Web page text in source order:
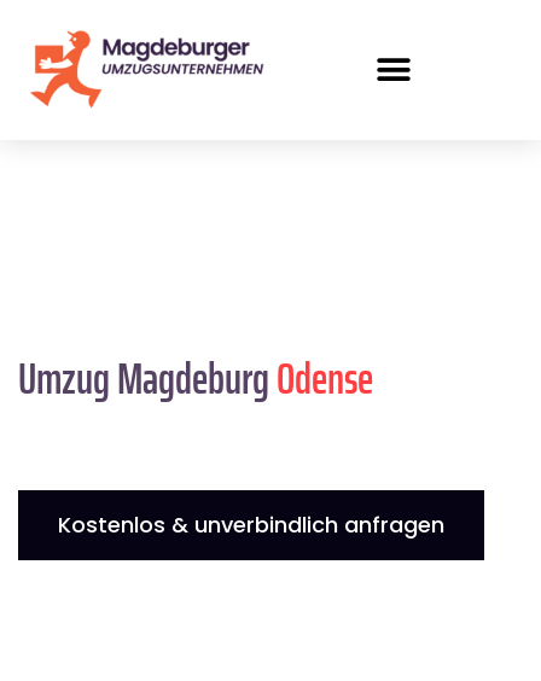
Umzug MagdeburgOdense
Kostenlos & unverbindlich anfragen